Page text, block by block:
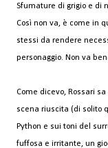
Sfumature di grigio e di
Così non va, è come in
stessi da rendere
personaggio. Non va
Come dicevo, Rossari
scena riuscita (di solito
Python e sui toni del
fuffosa e irritante, un